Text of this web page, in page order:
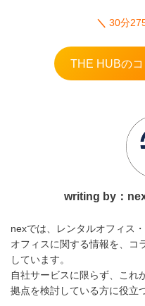
＼ 30分
THE HUBの
writing by：
nexでは、レンタルオフィス
オフィスに関する情報を、コ
しています。
自社サービスに限らず、これ
拠点を検討している方に役立